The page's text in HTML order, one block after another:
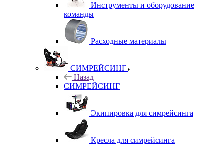
Инструменты и оборудование
команды
Расходные материалы
СИМРЕЙСИНГ
Назад
СИМРЕЙСИНГ
Экипировка для симрейсинга
Кресла для симрейсинга